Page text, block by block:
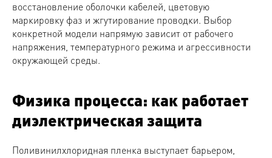
восстановление оболочки кабелей, цветовую
маркировку фаз и жгутирование проводки. Выбор
конкретной модели напрямую зависит от рабочего
напряжения, температурного режима и агрессивности
окружающей среды.
Физика процесса: как работает
диэлектрическая защита
Поливинилхлоридная пленка выступает барьером,